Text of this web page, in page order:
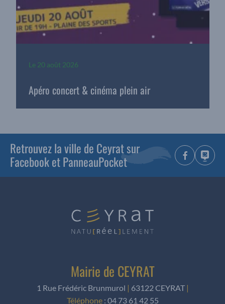
Le 20 août 2026
Apéro concert & cinéma plein air
Retrouvez la ville de Ceyrat sur
Facebook et PanneauPocket
Mairie de CEYRAT
1 Rue Frédéric Brunmurol | 63122 CEYRAT |
Téléphone: 04 73 61 42 55